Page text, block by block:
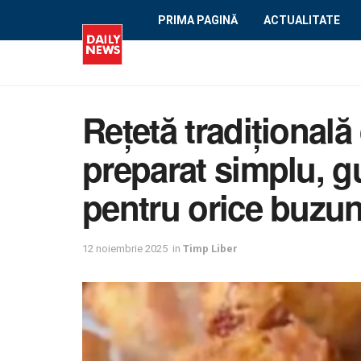
PRIMA PAGINĂ ACTUALITATE
Rețetă
preparat simplu,
pentru orice
12 noiembrie 2025 in Timp Liber